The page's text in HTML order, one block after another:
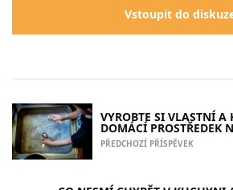
Vstoupit do
VYROBTE SI VLASTNÍ A
DOMÁCÍ PROSTŘEDEK
PŘEDCHOZÍ PŘÍSPĚVEK